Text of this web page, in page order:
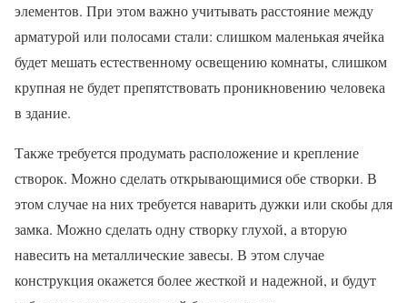
элементов. При этом важно учитывать расстояние между
арматурой или полосами стали: слишком маленькая ячейка
будет мешать естественному освещению комнаты, слишком
крупная не будет препятствовать проникновению человека
в здание.
Также требуется продумать расположение и крепление
створок. Можно сделать открывающимися обе створки. В
этом случае на них требуется наварить дужки или скобы для
замка. Можно сделать одну створку глухой, а вторую
навесить на металлические завесы. В этом случае
конструкция окажется более жесткой и надежной, и будут